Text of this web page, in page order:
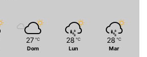
27 ℃
Dom
28 ℃
Lun
28 ℃
Mar